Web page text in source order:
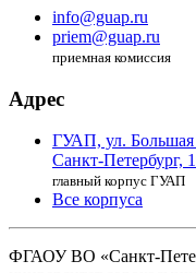
info@guap.ru
priem@guap.ru
приемная комиссия
Адрес
ГУАП, ул. Большая
Санкт-Петербург,
главный корпус ГУАП
Все корпуса
ФГАОУ ВО «Санкт-